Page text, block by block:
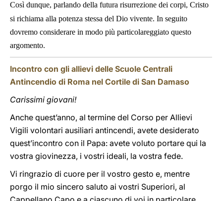
Così dunque, parlando della futura risurrezione dei corpi, Cristo
si richiama alla potenza stessa del Dio vivente. In seguito
dovremo considerare in modo più particolareggiato questo
argomento.
Incontro con gli allievi delle Scuole Centrali
Antincendio di Roma nel Cortile di San Damaso
Carissimi giovani!
Anche quest’anno, al termine del Corso per Allievi
Vigili volontari ausiliari antincendi, avete desiderato
quest’incontro con il Papa: avete voluto portare qui la
vostra giovinezza, i vostri ideali, la vostra fede.
Vi ringrazio di cuore per il vostro gesto e, mentre
porgo il mio sincero saluto ai vostri Superiori, al